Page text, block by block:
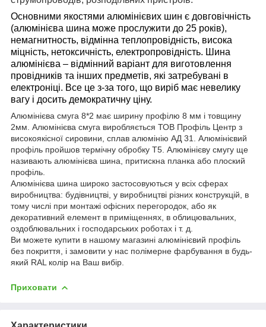
Основними якостями алюмінієвих шин є довговічність
(алюмінієва шина може прослужити до 25 років),
немагнитность, відмінна теплопровідність, висока
міцність, нетоксичність, електропровідність. Шина
алюмінієва – відмінний варіант для виготовлення
провідників та інших предметів, які затребувані в
електроніці. Все це з-за того, що виріб має невелику
вагу і досить демократичну ціну.
Алюмінієва смуга 8*2 має ширину профілю 8 мм і товщину
2мм. Алюмінієва смуга виробляється ТОВ Профіль Центр з
високоякісної сировини, сплав алюмінію АД 31. Алюмінієвий
профіль пройшов термічну обробку Т5. Алюмінієву смугу ще
називають алюмінієва шина, притискна планка або плоский
профіль.
Алюмінієва шина широко застосовуються у всіх сферах
виробництва: будівництві, у виробництві різних конструкцій, в
тому числі при монтажі офісних перегородок, або як
декоративний елемент в приміщеннях, в облицювальних,
оздоблювальних і господарських роботах і т. д.
Ви можете купити в нашому магазині алюмінієвий профіль
без покриття, і замовити у нас полімерне фарбування в будь-
який RAL колір на Ваш вибір.
Приховати